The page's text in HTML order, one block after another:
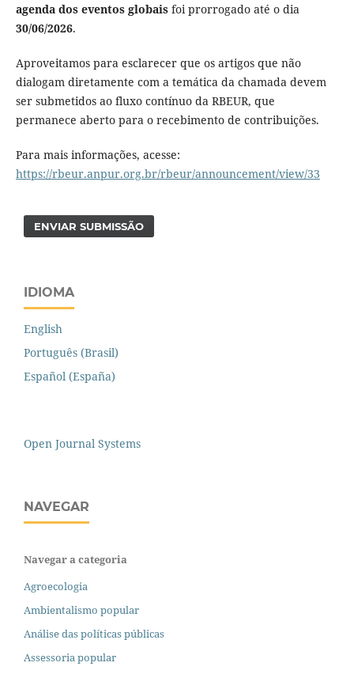
agenda dos eventos globaisfoi prorrogado até o dia
30/06/2026.
Aproveitamos para esclarecer que os artigos que não
dialogam diretamente com a temática da chamada devem
ser submetidos ao fluxo contínuo da RBEUR, que
permanece aberto para o recebimento de contribuições.
Para mais informações, acesse:
https://rbeur.anpur.org.br/rbeur/announcement/view/33
ENVIAR SUBMISSÃO
IDIOMA
English
Português (Brasil)
Español (España)
Open Journal Systems
NAVEGAR
Navegar a categoria
Agroecologia
Ambientalismo popular
Análise das políticas públicas
Assessoria popular